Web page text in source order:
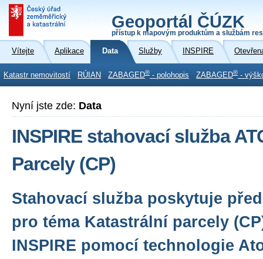
Geoportál ČÚZK
přístup k mapovým produktům a službám
Vítejte Aplikace Data Služby INSPIRE
Katastr nemovitostí RÚIAN ZABAGED® - polohopis ZABAGED® -
Nyní jste zde: Data
INSPIRE stahovací služba
Parcely (CP)
Stahovací služba poskytuje
pro téma Katastrální parcely
INSPIRE pomocí technologie